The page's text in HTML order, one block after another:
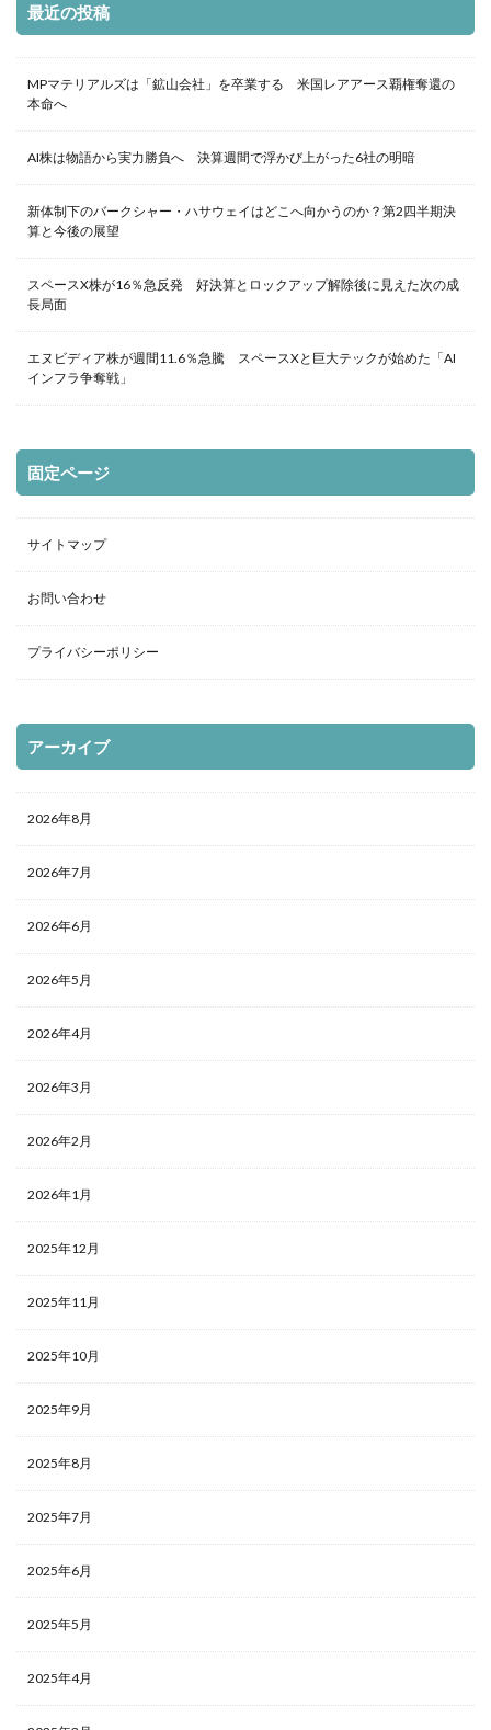
最近の投稿
MPマテリアルズは「鉱山会社」を卒業する 米国レアアース覇権奪還の
本命へ
AI株は物語から実力勝負へ 決算週間で浮かび上がった6社の明暗
新体制下のバークシャー・ハサウェイはどこへ向かうのか？第2四半期決
算と今後の展望
スペースX株が16％急反発 好決算とロックアップ解除後に見えた次の成
長局面
エヌビディア株が週間11.6％急騰 スペースXと巨大テックが始めた「AI
インフラ争奪戦」
固定ページ
サイトマップ
お問い合わせ
プライバシーポリシー
アーカイブ
2026年8月
2026年7月
2026年6月
2026年5月
2026年4月
2026年3月
2026年2月
2026年1月
2025年12月
2025年11月
2025年10月
2025年9月
2025年8月
2025年7月
2025年6月
2025年5月
2025年4月